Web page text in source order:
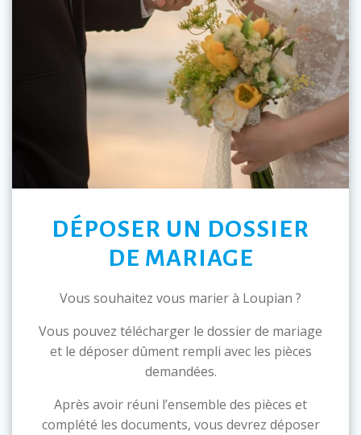
DÉPOSER UN DOSSIER
DE MARIAGE
Vous souhaitez vous marier à Loupian ?
Vous pouvez télécharger le dossier de mariage
et le déposer dûment rempli avec les pièces
demandées.
Après avoir réuni l’ensemble des pièces et
complété les documents, vous devrez déposer